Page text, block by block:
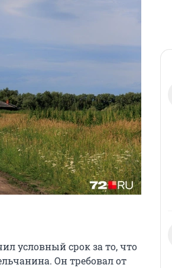
условный срок за то, что
Он требовал от